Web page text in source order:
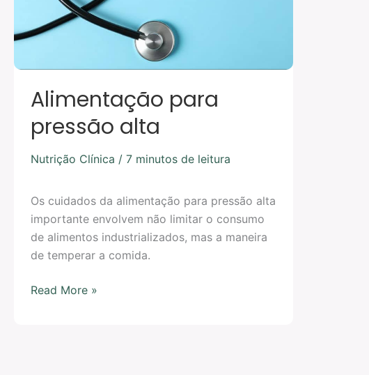
Alimentação para
pressão alta
Nutrição Clínica / 7 minutos de leitura
Os cuidados da alimentação para pressão alta
importante envolvem não limitar o consumo
de alimentos industrializados, mas a maneira
de temperar a comida.
Read More »